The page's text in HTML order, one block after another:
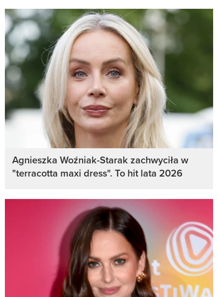
Agnieszka Woźniak-Starak zachwyciła w
"terracotta maxi dress". To hit lata 2026